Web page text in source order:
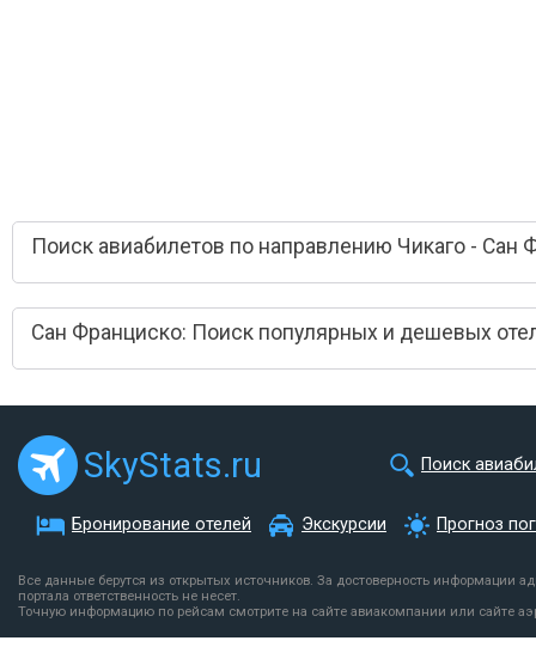
Поиск авиабилетов по направлению Чикаго - Сан
Сан Франциско: Поиск популярных и дешевых
SkyStats.ru Поиск
Бронирование отелей Экскурсии Прогноз
Все данные берутся из открытых источников. За достоверность информации
портала ответственность не несет.
Точную информацию по рейсам смотрите на сайте авиакомпании или сайте